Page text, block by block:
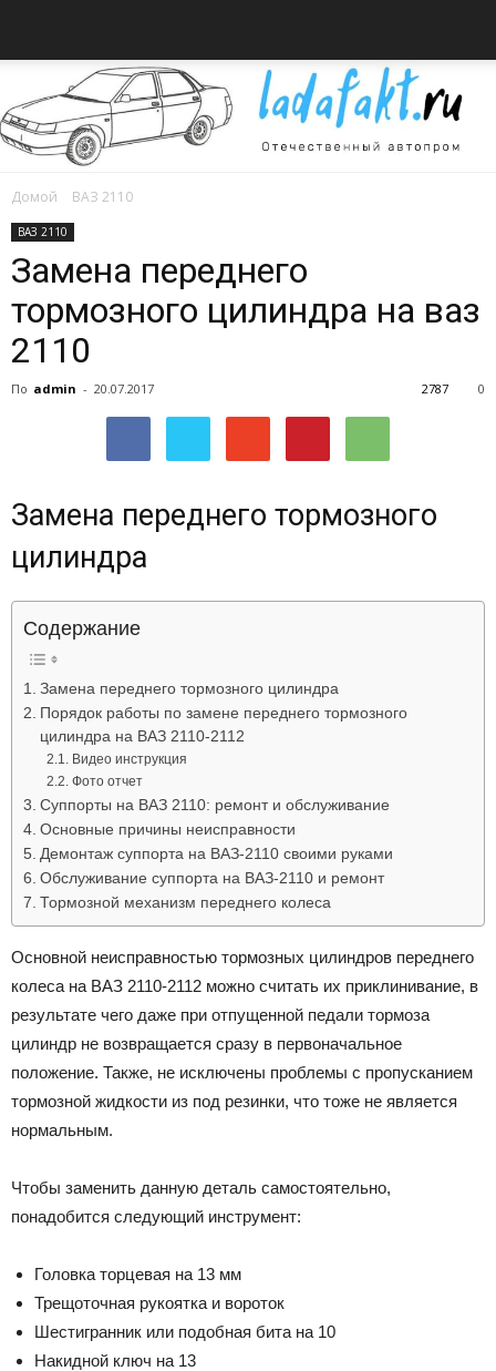
об
автомобилях
Лада
Домой ВАЗ 2110
ВАЗ 2110
Замена переднего
тормозного цилиндра на ваз
2110
По admin - 20.07.2017 0
2787
Замена переднего тормозного
цилиндра
Содержание
Замена переднего тормозного цилиндра
Порядок работы по замене переднего тормозного
цилиндра на ВАЗ 2110-2112
Видео инструкция
Фото отчет
Суппорты на ВАЗ 2110: ремонт и обслуживание
Основные причины неисправности
Демонтаж суппорта на ВАЗ-2110 своими руками
Обслуживание суппорта на ВАЗ-2110 и ремонт
Тормозной механизм переднего колеса
Основной неисправностью тормозных цилиндров переднего
колеса на ВАЗ 2110-2112 можно считать их приклинивание, в
результате чего даже при отпущенной педали тормоза
цилиндр не возвращается сразу в первоначальное
положение. Также, не исключены проблемы с пропусканием
тормозной жидкости из под резинки, что тоже не является
нормальным.
Чтобы заменить данную деталь самостоятельно,
понадобится следующий инструмент:
Головка торцевая на 13 мм
Трещоточная рукоятка и вороток
Шестигранник или подобная бита на 10
Накидной ключ на 13